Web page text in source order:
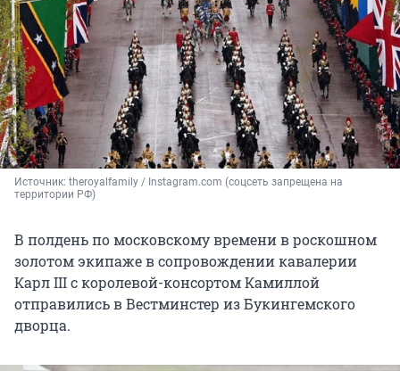
Источник: theroyalfamily / Instagram.com (соцсеть запрещена на
территории РФ)
В полдень по московскому времени в роскошном
золотом экипаже в сопровождении кавалерии
Карл III с королевой-консортом Камиллой
отправились в Вестминстер из Букингемского
дворца.